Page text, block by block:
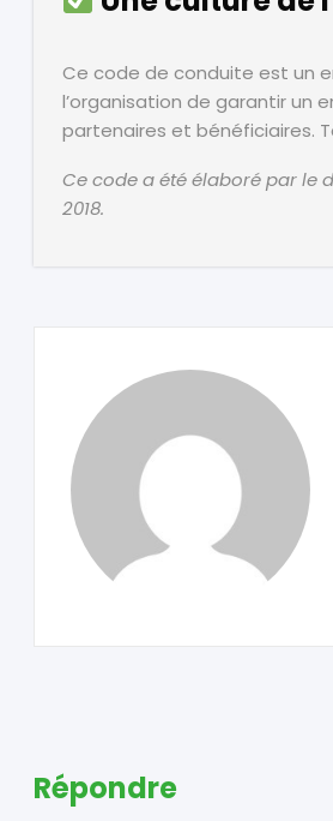
Ce code de conduite est un
l’organisation de garantir un
partenaires et bénéficiaires.
Ce code a été élaboré par le
2018.
Répondre